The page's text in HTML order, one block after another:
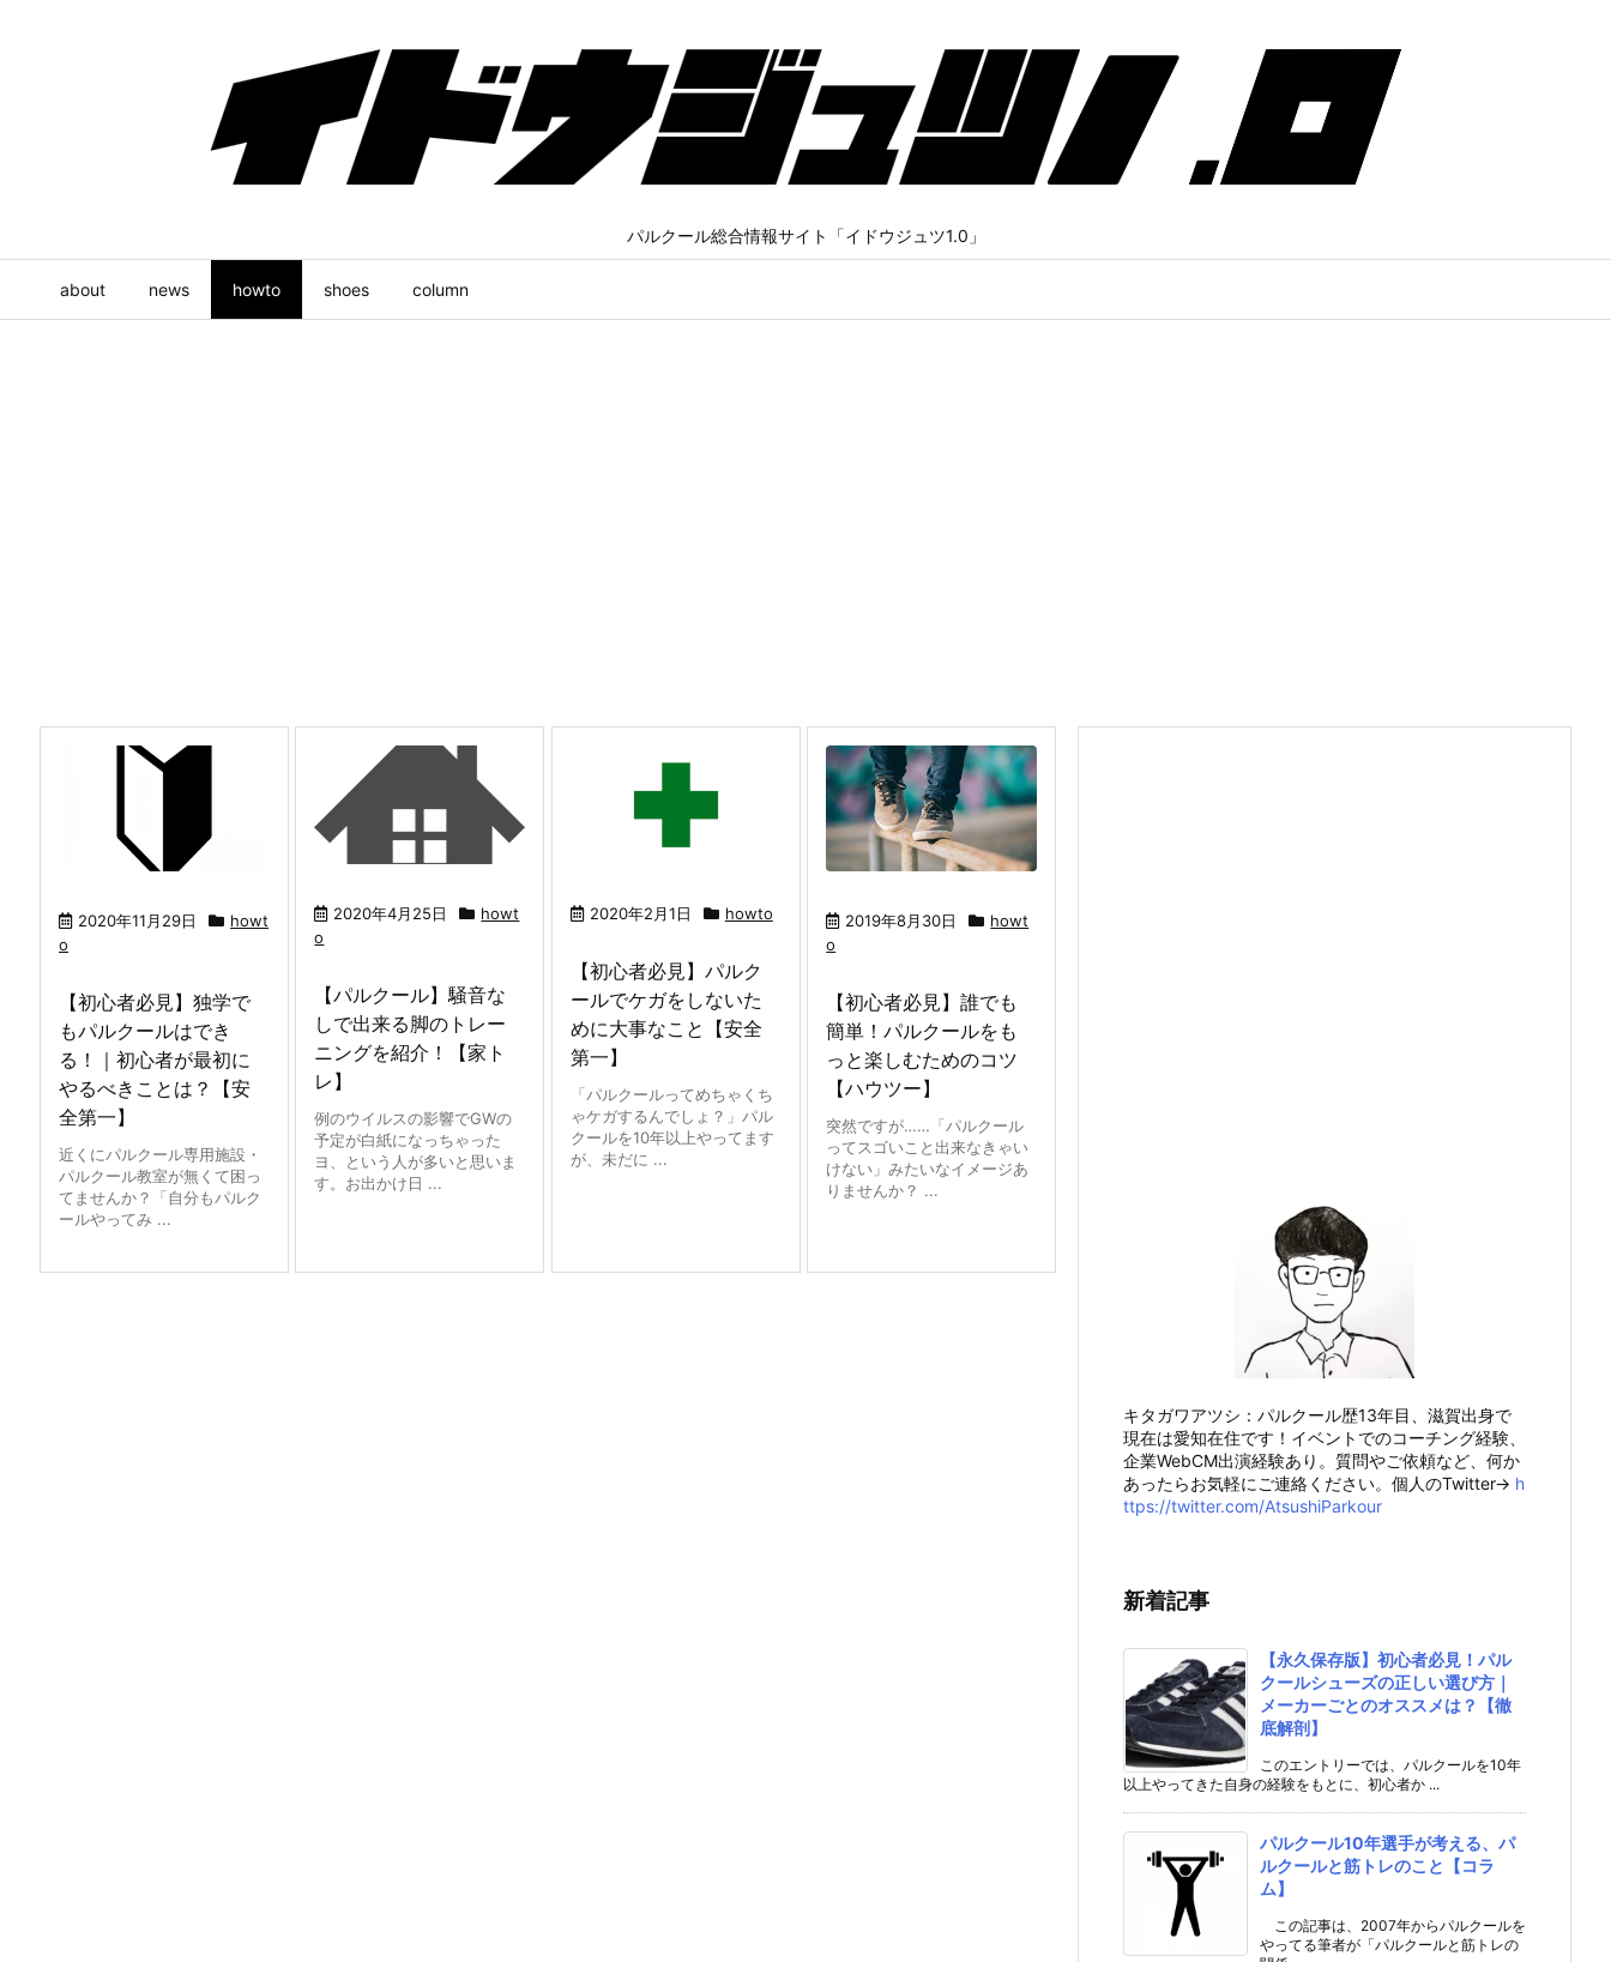
パルクール総合情報サイト「イドウジュツ1.0」
about news howto shoes column
2020年11月29日
howt
o
【初心者必見】独学で
もパルクールはでき
る！｜初心者が最初に
やるべきことは？【安
全第一】
近くにパルクール専用施設・
パルクール教室が無くて困っ
てませんか？「自分もパルク
ールやってみ ...
2020年4月25日
howt
o
【パルクール】騒音な
しで出来る脚のトレー
ニングを紹介！【家ト
レ】
例のウイルスの影響でGWの
予定が白紙になっちゃった
ヨ、という人が多いと思いま
す。お出かけ日 ...
2020年2月1日 howto
【初心者必見】パルク
ールでケガをしないた
めに大事なこと【安全
第一】
「パルクールってめちゃくち
ゃケガするんでしょ？」パル
クールを10年以上やってます
が、未だに ...
2019年8月30日
howt
o
【初心者必見】誰でも
簡単！パルクールをも
っと楽しむためのコツ
【ハウツー】
突然ですが……「パルクール
ってスゴいこと出来なきゃい
けない」みたいなイメージあ
りませんか？ ...
キタガワアツシ：パルクール歴13年目、滋賀出身で
現在は愛知在住です！イベントでのコーチング経験、
企業WebCM出演経験あり。質問やご依頼など、何か
あったらお気軽にご連絡ください。個人のTwitter→ h
ttps://twitter.com/AtsushiParkour
新着記事
【永久保存版】初心者必見！パル
クールシューズの正しい選び方｜
メーカーごとのオススメは？【徹
底解剖】
このエントリーでは、パルクールを10年
以上やってきた自身の経験をもとに、初心者か ...
パルクール10年選手が考える、パ
ルクールと筋トレのこと【コラ
ム】
この記事は、2007年からパルクールを
やってる筆者が「パルクールと筋トレの